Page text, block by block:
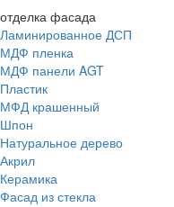
отделка фасада
Ламинированное ДСП
МДФ пленка
МДФ панели AGT
Пластик
МФД крашенный
Шпон
Натуральное дерево
Акрил
Керамика
Фасад из стекла